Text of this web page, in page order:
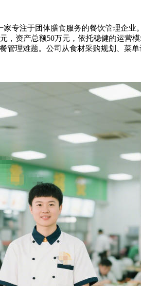
专注于团体膳食服务的餐饮管理企
，资产总额50万元，依托稳健的运营
管理难题。公司从食材采购规划、菜